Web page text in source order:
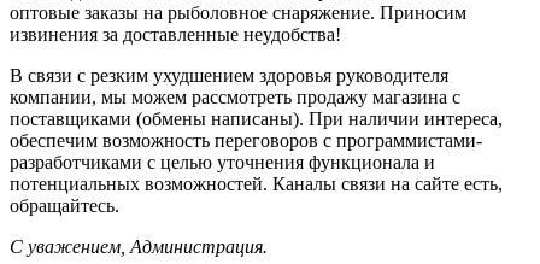
оптовые заказы на рыболовное снаряжение. Приносим
извинения за доставленные неудобства!
В связи с резким ухудшением здоровья руководителя
компании, мы можем рассмотреть продажу магазина с
поставщиками (обмены написаны). При наличии интереса,
обеспечим возможность переговоров с программистами-
разработчиками с целью уточнения функционала и
потенциальных возможностей. Каналы связи на сайте есть,
обращайтесь.
С уважением, Администрация.